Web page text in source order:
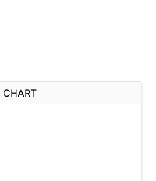
CHART